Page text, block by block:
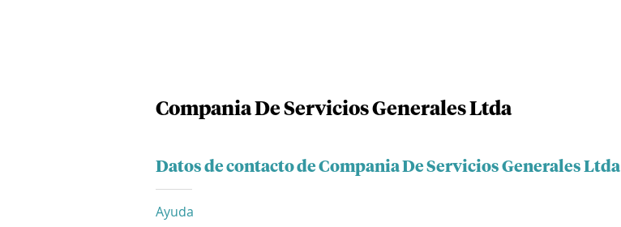
Compania De Servicios Generales Ltda
Datos de contacto de Compania De Servicios Generales Ltda
Ayuda